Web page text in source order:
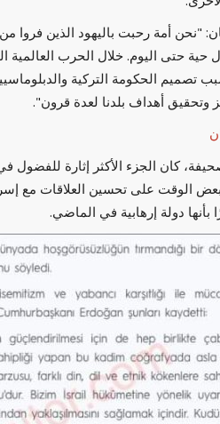
حية حتى اليوم. خلال الحرب العالمية
تصميم الحكومة التركية
وتحقيق أهداف بلدنا لعدة قرون".
كان الجزء الأكثر إثارة
الوقت على تحسين العلاقات مع
بأنها دولة إرهابية في الماضي.